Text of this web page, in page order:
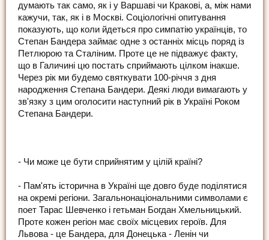
думають так само, як і у Варшаві чи Кракові, а, між нами
кажучи, так, як і в Москві. Соціологічні опитування
показують, що коли йдеться про симпатію українців, то
Степан Бандера займає одне з останніх місць поряд із
Петлюрою та Сталіним. Проте це не підважує факту,
що в Галичині цю постать сприймають цілком інакше.
Через рік ми будемо святкувати 100-річчя з дня
народження Степана Бандери. Деякі люди вимагають у
зв'язку з цим оголосити наступний рік в Україні Роком
Степана Бандери.
- Чи може це бути сприйнятим у цілій країні?
- Пам'ять історична в Україні ще довго буде поділятися
на окремі регіони. Загальнонаціональними символами є
поет Тарас Шевченко і гетьман Богдан Хмельницький.
Проте кожен регіон має своїх місцевих героїв. Для
Львова - це Бандера, для Донецька - Ленін чи